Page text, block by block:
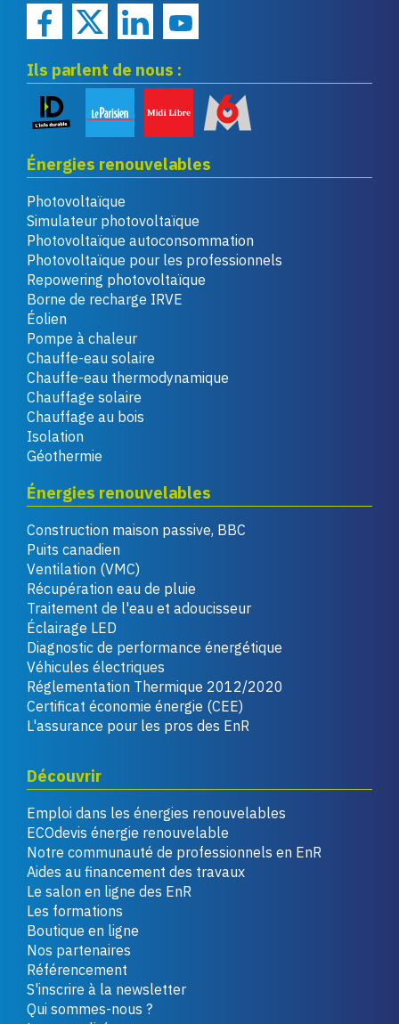
Ils parlent de nous :
Énergies renouvelables
Photovoltaïque
Simulateur photovoltaïque
Photovoltaïque autoconsommation
Photovoltaïque pour les professionnels
Repowering photovoltaïque
Borne de recharge IRVE
Éolien
Pompe à chaleur
Chauffe-eau solaire
Chauffe-eau thermodynamique
Chauffage solaire
Chauffage au bois
Isolation
Géothermie
Énergies renouvelables
Construction maison passive, BBC
Puits canadien
Ventilation (VMC)
Récupération eau de pluie
Traitement de l'eau et adoucisseur
Éclairage LED
Diagnostic de performance énergétique
Véhicules électriques
Réglementation Thermique 2012/2020
Certificat économie énergie (CEE)
L'assurance pour les pros des EnR
Découvrir
Emploi dans les énergies renouvelables
ECOdevis énergie renouvelable
Notre communauté de professionnels en EnR
Aides au financement des travaux
Le salon en ligne des EnR
Les formations
Boutique en ligne
Nos partenaires
Référencement
S'inscrire à la newsletter
Qui sommes-nous ?